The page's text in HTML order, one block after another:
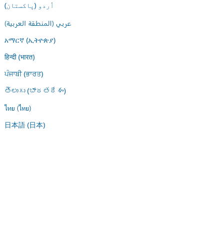
اُردو (پاکستان)
عربي (المنطقة العربية)
አማርኛ (ኢትዮጵያ)
हिन्दी (भारत)
ਪੰਜਾਬੀ (ਭਾਰਤ)
తెలుగు (భారతదేశం)
ไทย (ไทย)
日本語 (日本)